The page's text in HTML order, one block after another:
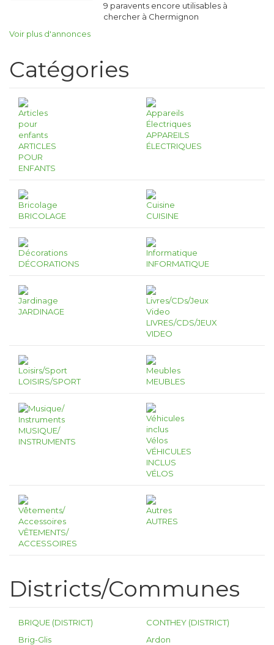
9 paravents encore utilisables à
chercher à Chermignon
Voir plus d'annonces
Catégories
ARTICLES
POUR
ENFANTS
APPAREILS
ÉLECTRIQUES
BRICOLAGE CUISINE
DÉCORATIONS INFORMATIQUE
JARDINAGE
LIVRES/CDS/JEUX
VIDEO
LOISIRS/SPORT MEUBLES
MUSIQUE/
INSTRUMENTS
VÉHICULES
INCLUS
VÉLOS
VÊTEMENTS/
ACCESSOIRES
AUTRES
Districts/Communes
BRIQUE (DISTRICT)
Brig-Glis
CONTHEY (DISTRICT)
Ardon